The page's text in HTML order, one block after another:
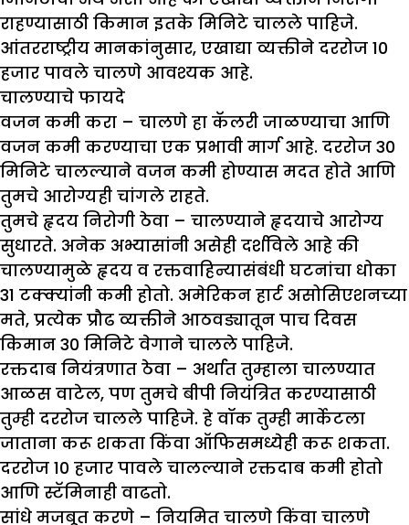
राहण्यासाठी किमान इतके मिनिटे चालले पाहिजे.
आंतरराष्ट्रीय मानकांनुसार, एखाद्या व्यक्तीने दररोज 10
हजार पावले चालणे आवश्यक आहे.
चालण्याचे फायदे
वजन कमी करा – चालणे हा कॅलरी जाळण्याचा आणि
वजन कमी करण्याचा एक प्रभावी मार्ग आहे. दररोज 30
मिनिटे चालल्याने वजन कमी होण्यास मदत होते आणि
तुमचे आरोग्यही चांगले राहते.
तुमचे हृदय निरोगी ठेवा – चालण्याने हृदयाचे आरोग्य
सुधारते. अनेक अभ्यासांनी असेही दर्शविले आहे की
चालण्यामुळे हृदय व रक्तवाहिन्यासंबंधी घटनांचा धोका
31 टक्क्यांनी कमी होतो. अमेरिकन हार्ट असोसिएशनच्या
मते, प्रत्येक प्रौढ व्यक्तीने आठवड्यातून पाच दिवस
किमान 30 मिनिटे वेगाने चालले पाहिजे.
रक्तदाब नियंत्रणात ठेवा – अर्थात तुम्हाला चालण्यात
आळस वाटेल, पण तुमचे बीपी नियंत्रित करण्यासाठी
तुम्ही दररोज चालले पाहिजे. हे वॉक तुम्ही मार्केटला
जाताना करू शकता किंवा ऑफिसमध्येही करू शकता.
दररोज 10 हजार पावले चालल्याने रक्तदाब कमी होतो
आणि स्टॅमिनाही वाढतो.
सांधे मजबूत करणे – नियमित चालणे किंवा चालणे